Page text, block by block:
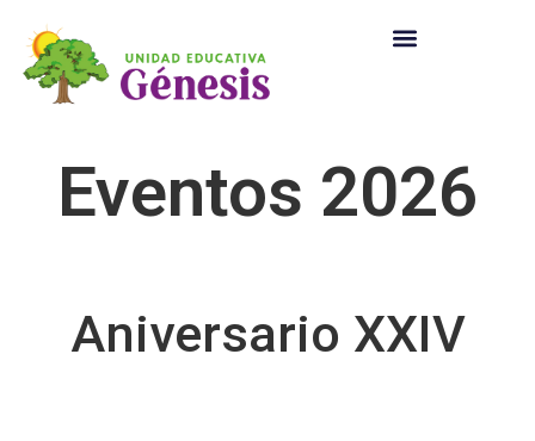
Eventos 2026
Aniversario XXIV